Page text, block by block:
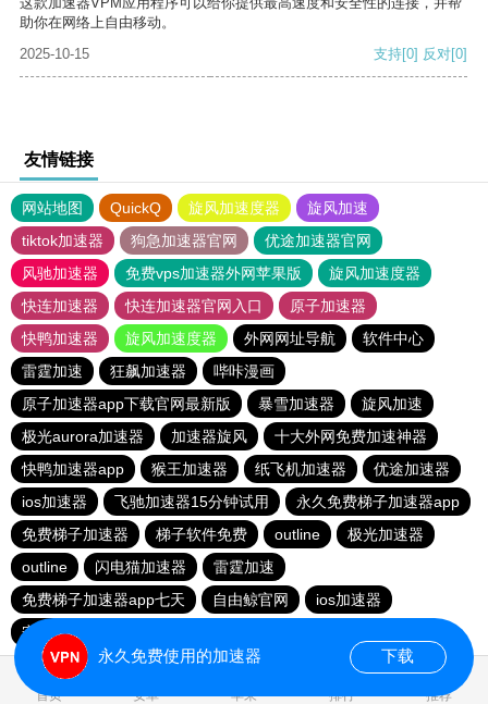
助你在网络上自由移动。
2025-10-15
支持[0] 反对[0]
友情链接
网站地图 QuickQ 旋风加速度器
旋风加速
tiktok加速器
狗急加速器官网
优途加速器官网
风驰加速器
免费vps加速器外网苹果版
旋风加速度器
快连加速器
快连加速器官网入口
原子加速器
快鸭加速器
旋风加速度器 外网网址导航
软件中心
雷霆加速
狂飙加速器
哔咔漫画
原子加速器app下载官网最新版
暴雪加速器
旋风加速
极光aurora加速器
加速器旋风
十大外网免费加速神器
快鸭加速器app
猴王加速器 纸飞机加速器
优途加速器
ios加速器
飞驰加速器15分钟试用
永久免费梯子加速器app
免费梯子加速器
梯子软件免费 outline
极光加速器
outline
闪电猫加速器
雷霆加速
免费梯子加速器app七天
自由鲸官网
ios加速器
安易加速器
首页 安卓 苹果 排行 推荐
永久免费使用的加速器 下载
0.840186s